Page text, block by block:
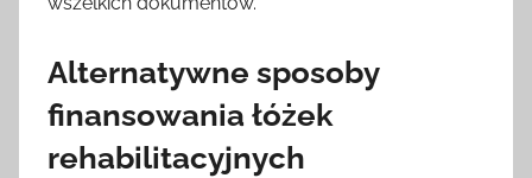
Alternatywne sposoby
finansowania łóżek
rehabilitacyjnych